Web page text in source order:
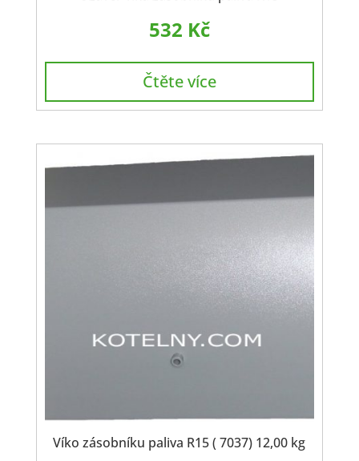
532 Kč
Čtěte více
Víko zásobníku paliva R15 ( 7037) 12,00 kg